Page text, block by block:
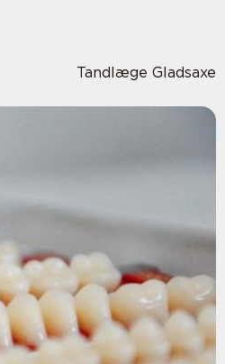
Tandlæge Gladsaxe